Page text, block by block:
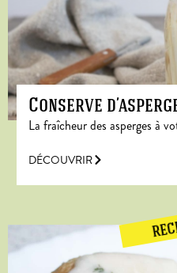
Conserve
La fraîcheur des asperges à
DÉCOUVRIR